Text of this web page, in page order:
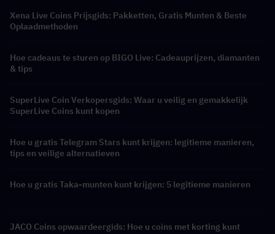
Xena Live Coins Prijsgids: Pakketten, Gratis Munten & Beste
Oplaadmethoden
Hoe cadeaus te sturen op BIGO Live: Cadeauprijzen, diamanten
& tips
SuperLive Coin Verkopersgids: Waar u veilig en gemakkelijk
SuperLive Coins kunt kopen
Hoe u gratis Telegram Stars kunt krijgen: legitieme manieren,
tips en veilige alternatieven
Hoe u gratis Taka-munten kunt krijgen: 5 legitieme manieren
JACO Coins opwaardeergids: Hoe u coins met korting kunt